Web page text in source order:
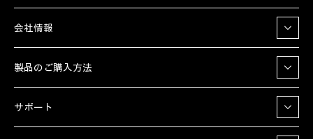
会社情報
製品のご購入方法
サポート